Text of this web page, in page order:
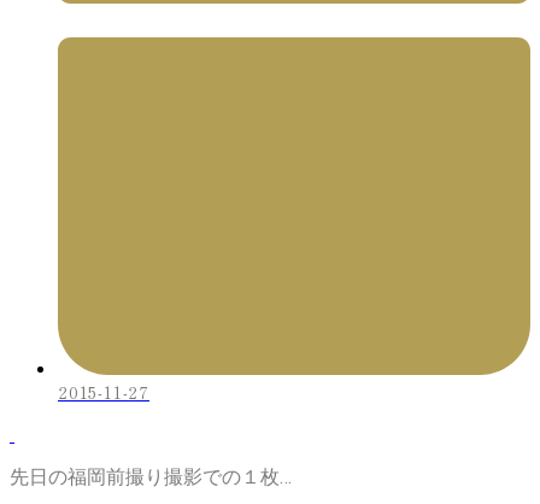
2015-11-27
先日の福岡前撮り撮影での１枚…